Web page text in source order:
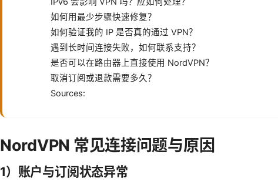
如何用最少步骤快速修复？
如何验证我的 IP 是否真的通过 VPN？
遇到长时间连接失败，如何联系支持？
是否可以在路由器上直接使用 NordVPN？
取消订阅或退款需要多久？
Sources:
NordVPN 常见连接问题与原因
1）账户与订阅状态异常